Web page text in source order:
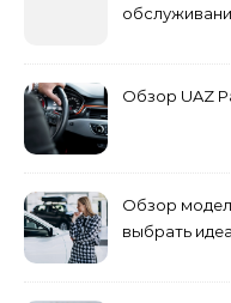
Обзор UAZ
Обзор
выбрать